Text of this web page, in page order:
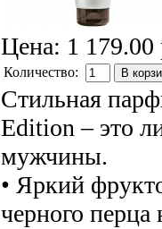
Цена: 1 179.00
Количество: В
Стильная
Edition – это
мужчины.
• Яркий
черного